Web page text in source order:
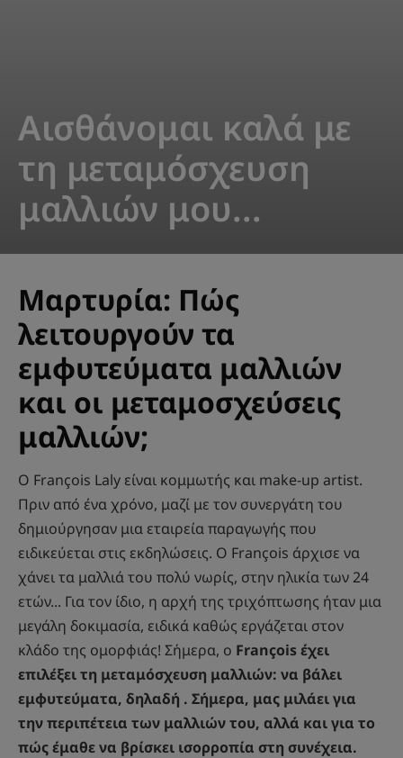
Αισθάνομαι καλά με
τη μεταμόσχευση
μαλλιών μου...
Μαρτυρία: Πώς
λειτουργούν τα
εμφυτεύματα μαλλιών
και οι μεταμοσχεύσεις
μαλλιών;
Ο François Laly είναι κομμωτής και make-up artist.
Πριν από ένα χρόνο, μαζί με τον συνεργάτη του
δημιούργησαν μια εταιρεία παραγωγής που
ειδικεύεται στις εκδηλώσεις. Ο François άρχισε να
χάνει τα μαλλιά του πολύ νωρίς, στην ηλικία των 24
ετών... Για τον ίδιο, η αρχή της τριχόπτωσης ήταν μια
μεγάλη δοκιμασία, ειδικά καθώς εργάζεται στον
κλάδο της ομορφιάς! Σήμερα, ο François έχει
επιλέξει τη μεταμόσχευση μαλλιών: να βάλει
εμφυτεύματα, δηλαδή . Σήμερα, μας μιλάει για
την περιπέτεια των μαλλιών του, αλλά και για το
πώς έμαθε να βρίσκει ισορροπία στη συνέχεια.